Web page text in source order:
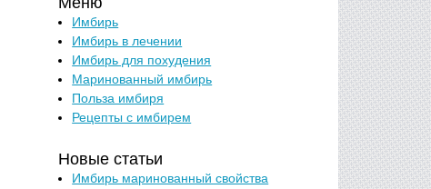
Имбирь
Имбирь в лечении
Имбирь для похудения
Маринованный имбирь
Польза имбиря
Рецепты с имбирем
Новые статьи
Имбирь маринованный свойства